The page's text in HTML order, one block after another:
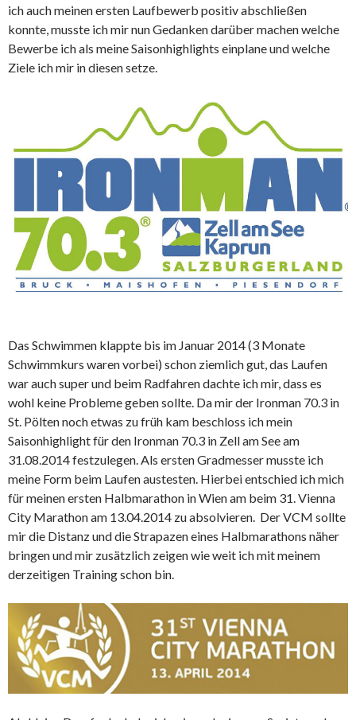
ich auch meinen ersten Laufbewerb positiv abschließen
konnte, musste ich mir nun Gedanken darüber machen welche
Bewerbe ich als meine Saisonhighlights einplane und welche
Ziele ich mir in diesen setze.
Das Schwimmen klappte bis im Januar 2014 (3 Monate
Schwimmkurs waren vorbei) schon ziemlich gut, das Laufen
war auch super und beim Radfahren dachte ich mir, dass es
wohl keine Probleme geben sollte. Da mir der Ironman 70.3 in
St. Pölten noch etwas zu früh kam beschloss ich mein
Saisonhighlight für den Ironman 70.3 in Zell am See am
31.08.2014 festzulegen. Als ersten Gradmesser musste ich
meine Form beim Laufen austesten. Hierbei entschied ich mich
für meinen ersten Halbmarathon in Wien am beim 31. Vienna
City Marathon am 13.04.2014 zu absolvieren. Der VCM sollte
mir die Distanz und die Strapazen eines Halbmarathons näher
bringen und mir zusätzlich zeigen wie weit ich mit meinem
derzeitigen Training schon bin.